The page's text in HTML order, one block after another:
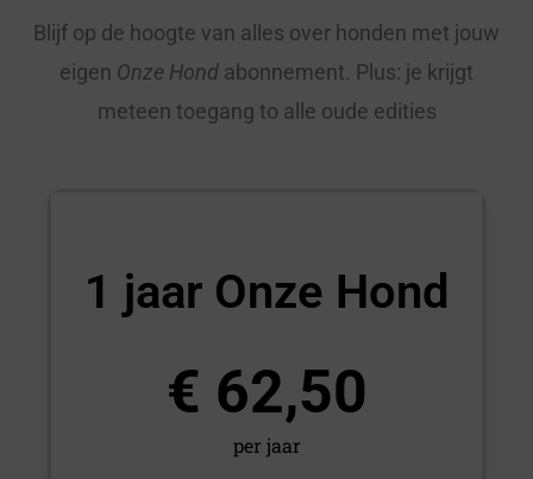
Blijf op de hoogte van alles over honden met jouw
eigen Onze Hond abonnement. Plus: je krijgt
meteen toegang to alle oude edities
1 jaar Onze Hond
€ 62,50
per jaar